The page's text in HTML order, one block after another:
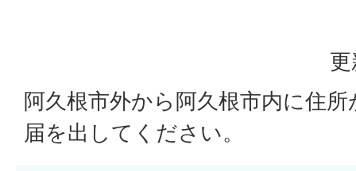
阿久根市外から阿久根市内に住
届を出してください。